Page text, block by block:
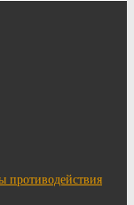
противодействия